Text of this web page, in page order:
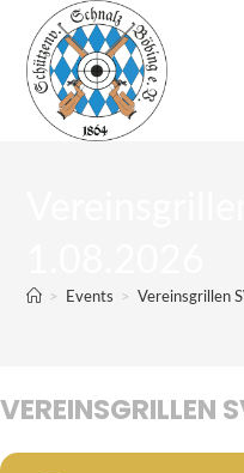
Inhalt
springen
> Events > Vereinsgrillen